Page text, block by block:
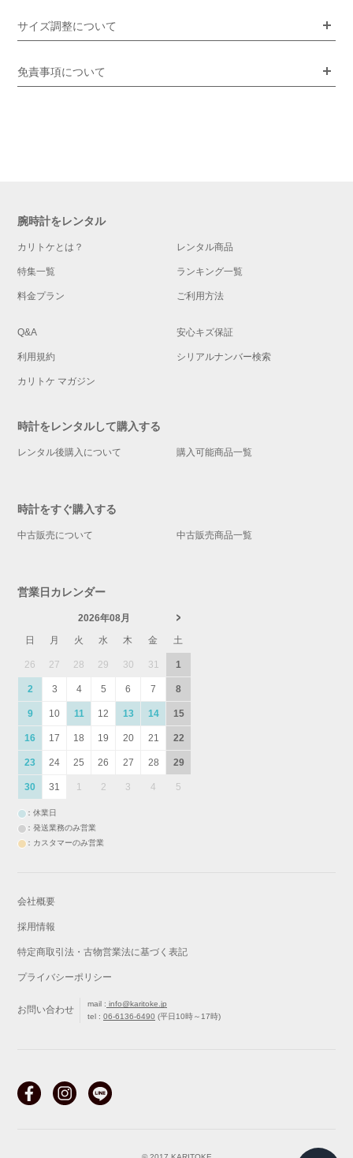
サイズ調整について
免責事項について
腕時計をレンタル
カリトケとは？ レンタル商品
特集一覧 ランキング一覧
料金プラン ご利用方法
Q&A 安心キズ保証
利用規約 シリアルナンバー検索
カリトケ マガジン
時計をレンタルして購入する
レンタル後購入について 購入可能商品一覧
時計をすぐ購入する
中古販売について 中古販売商品一覧
営業日カレンダー
2026年08月
日
月 火 水 木 金 土
26 27 28 29 30 31 1
2 3 4 5 6 7 8
9 10 11 12 13 14 15
16 17 18 19 20 21 22
23 24 25 26 27 28 29
30 31 1 2 3 4 5
：休業日
：発送業務のみ営業
：カスタマーのみ営業
会社概要
採用情報
特定商取引法・古物営業法に基づく表記
プライバシーポリシー
お問い合わせ
mail : info@karitoke.jp
tel :06-6136-6490 (平日10時～17時)